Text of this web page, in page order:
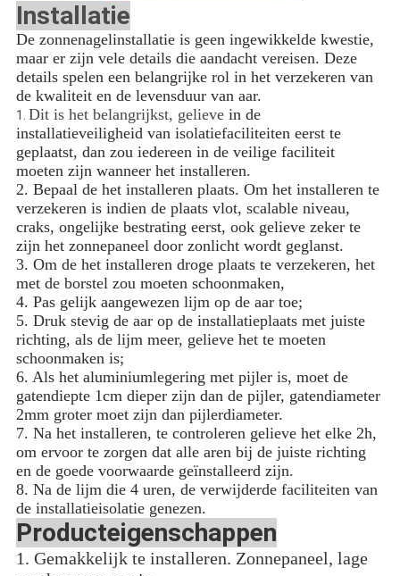
Installatie
De zonnenagelinstallatie is geen ingewikkelde kwestie,
maar er zijn vele details die aandacht vereisen. Deze
details spelen een belangrijke rol in het verzekeren van
de kwaliteit en de levensduur van aar.
1. Dit is het belangrijkst, gelievein de
installatieveiligheid van isolatiefaciliteiten eerst te
geplaatst, dan zou iedereen in de veilige faciliteit
moeten zijn wanneer het installeren.
2. Bepaal de het installeren plaats. Om het installeren te
verzekeren is indien de plaats vlot, scalable niveau,
craks, ongelijke bestrating eerst, ook gelieve zeker te
zijn het zonnepaneel door zonlicht wordt geglanst.
3. Om de het installeren droge plaats te verzekeren, het
met de borstel zou moeten schoonmaken,
4. Pas gelijk aangewezen lijm op de aar toe;
5. Druk stevig de aar op de installatieplaats met juiste
richting, als de lijm meer, gelieve het te moeten
schoonmaken is;
6. Als het aluminiumlegering met pijler is, moet de
gatendiepte 1cm dieper zijn dan de pijler, gatendiameter
2mm groter moet zijn dan pijlerdiameter.
7. Na het installeren, te controleren gelieve het elke 2h,
om ervoor te zorgen dat alle aren bij de juiste richting
en de goede voorwaarde geïnstalleerd zijn.
8. Na de lijm die 4 uren, de verwijderde faciliteiten van
de installatieisolatie genezen.
Producteigenschappen
1. Gemakkelijk te installeren. Zonnepaneel, lage